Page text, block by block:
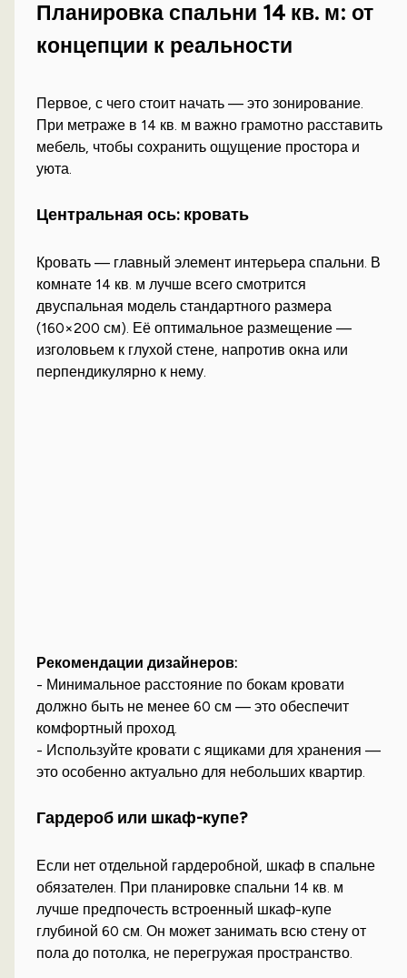
Планировка спальни 14 кв. м: от
концепции к реальности
Первое, с чего стоит начать — это зонирование.
При метраже в 14 кв. м важно грамотно расставить
мебель, чтобы сохранить ощущение простора и
уюта.
Центральная ось: кровать
Кровать — главный элемент интерьера спальни. В
комнате 14 кв. м лучше всего смотрится
двуспальная модель стандартного размера
(160×200 см). Её оптимальное размещение —
изголовьем к глухой стене, напротив окна или
перпендикулярно к нему.
Рекомендации дизайнеров:
- Минимальное расстояние по бокам кровати
должно быть не менее 60 см — это обеспечит
комфортный проход.
- Используйте кровати с ящиками для хранения —
это особенно актуально для небольших квартир.
Гардероб или шкаф-купе?
Если нет отдельной гардеробной, шкаф в спальне
обязателен. При планировке спальни 14 кв. м
лучше предпочесть встроенный шкаф-купе
глубиной 60 см. Он может занимать всю стену от
пола до потолка, не перегружая пространство.